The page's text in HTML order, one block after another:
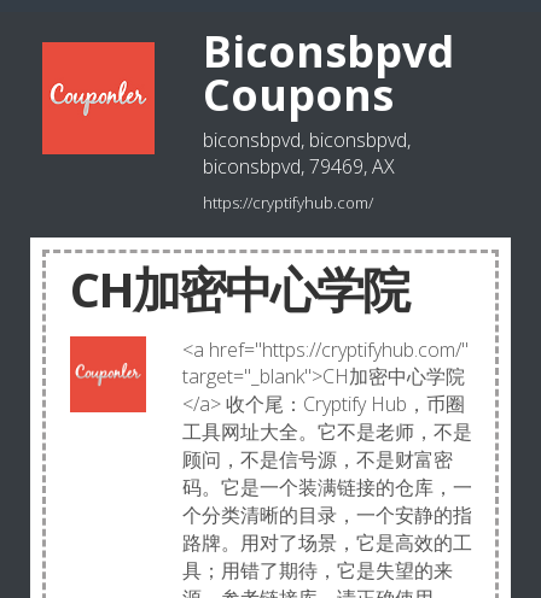
Biconsbpvd
Coupons
biconsbpvd, biconsbpvd,
biconsbpvd, 79469, AX
https://cryptifyhub.com/
CH加密中心学院
<a href="https://cryptifyhub.com/"
target="_blank">CH加密中心学院
</a> 收个尾：Cryptify Hub，币圈
工具网址大全。它不是老师，不是
顾问，不是信号源，不是财富密
码。它是一个装满链接的仓库，一
个分类清晰的目录，一个安静的指
路牌。用对了场景，它是高效的工
具；用错了期待，它是失望的来